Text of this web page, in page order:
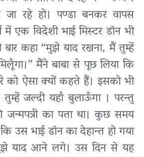
जा रहे हो। पण्डा बनकर वापस
में एक विदेशी भाई मिस्टर डॉन भी
बार कहा “मुझे याद रखना, मैं तुम्हें
मैंने बाबा से पूछ लिया कि
को ऐसा क्यों कहते हैं। इसको भी
जल्दी यहाँ बुलाऊँगा । परन्तु
जन्मपत्री का पता था। कुछ समय
उस भाई डॉन का देहान्त हो गया
याद आने लगे। उस दिन से यह